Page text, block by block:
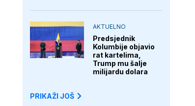
AKTUELNO
Predsjednik
Kolumbije objavio
rat kartelima,
Trump mu šalje
milijardu dolara
PRIKAŽI JOŠ